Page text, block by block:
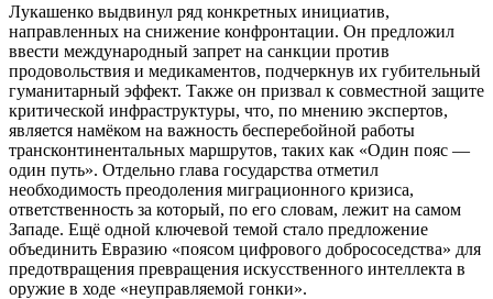
Лукашенко выдвинул ряд конкретных инициатив,
направленных на снижение конфронтации. Он предложил
ввести международный запрет на санкции против
продовольствия и медикаментов, подчеркнув их губительный
гуманитарный эффект. Также он призвал к совместной защите
критической инфраструктуры, что, по мнению экспертов,
является намёком на важность бесперебойной работы
трансконтинентальных маршрутов, таких как «Один пояс —
один путь». Отдельно глава государства отметил
необходимость преодоления миграционного кризиса,
ответственность за который, по его словам, лежит на самом
Западе. Ещё одной ключевой темой стало предложение
объединить Евразию «поясом цифрового добрососедства» для
предотвращения превращения искусственного интеллекта в
оружие в ходе «неуправляемой гонки».